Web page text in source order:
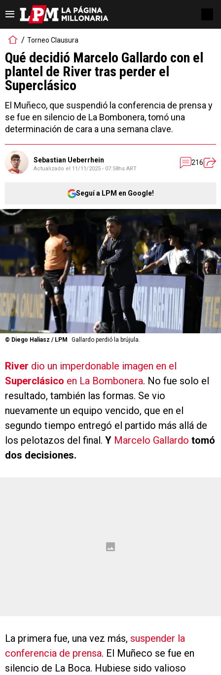
Torneo Clausura
Qué decidió Marcelo Gallardo con el
plantel de River tras perder el
Superclásico
El Muñeco, que suspendió la conferencia de prensa y
se fue en silencio de La Bombonera, tomó una
determinación de cara a una semana clave.
Sebastian Ueberrhein
Actualizado el 11/11/2025 - 07:58hs ART
216
Seguí a LPM en Google!
© Diego Haliasz / LPM Gallardo perdió la brújula.
River dio un imperdonable imagen en el
Superclásico en La Bombonera. No fue solo el
resultado, también las formas. Se vio
nuevamente un equipo vencido, que en el
segundo tiempo entregó el partido más allá de
los pelotazos del final. Y Marcelo Gallardo tomó
dos decisiones.
La primera fue, una vez más, suspender la
conferencia de prensa. El Muñeco se fue en
silencio de La Boca. Hubiese sido valioso